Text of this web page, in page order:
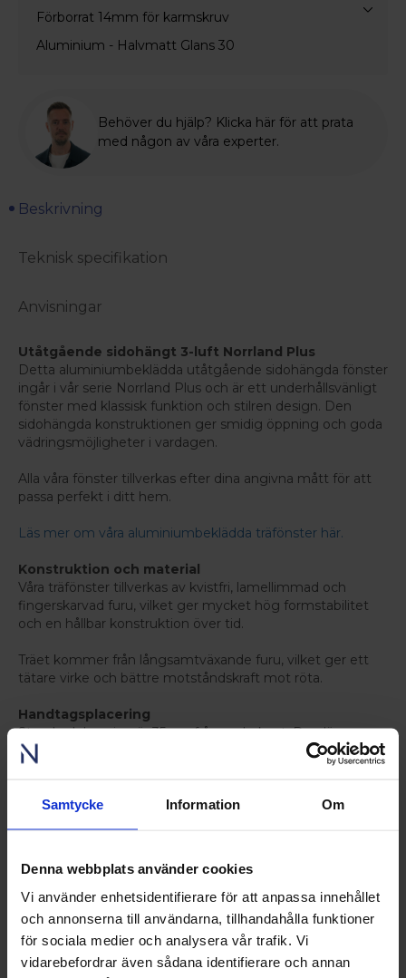
Samtycke Information Om
Denna webbplats använder cookies
Vi använder enhetsidentifierare för att anpassa innehållet
och annonserna till användarna, tillhandahålla funktioner
för sociala medier och analysera vår trafik. Vi
vidarebefordrar även sådana identifierare och annan
Förborrat 14mm för karmskruv
Aluminium - Halvmatt Glans 30
Behöver du hjälp? Klicka här för att prata
med någon av våra experter.
Beskrivning
Teknisk specifikation
Anvisningar
Utåtgående sidohängt 3-luft Norrland Plus
Detta aluminiumbeklädda utåtgående sidohängda fönster
ingår i vår serie Norrland Plus och är ett underhållsvänligt
fönster med klassisk funktion och stilren design. Den
sidohängda konstruktionen ger smidig öppning och goda
vädringsmöjligheter i vardagen.
Alla våra fönster tillverkas efter dina angivna mått för att
passa perfekt i ditt hem.
Läs mer om våra aluminiumbeklädda träfönster här.
Konstruktion och material
Våra träfönster tillverkas av kvistfri, lamellimmad och
fingerskarvad furu, vilket ger mycket hög formstabilitet
och en hållbar konstruktion över tid.
Träet kommer från långsamtväxande furu, vilket ger ett
tätare virke och bättre motståndskraft mot röta.
Handtagsplacering
Standardplacering är 35 cm från underkant. Den lägre
handtagsplaceringen är vald för att förbättra
tillgängligheten och samtidigt minimera visuell påverkan,
framträdande i fönstrets glasparti.
leveranstid. Kontakta oss för mer information.
Haspar och handtag
För dig som vill bevara känslan av ett traditionellt fönster
kan haspar vara ett passande val. Du kan välja mellan
haspar och handtag till våra öppningsbara fönster.